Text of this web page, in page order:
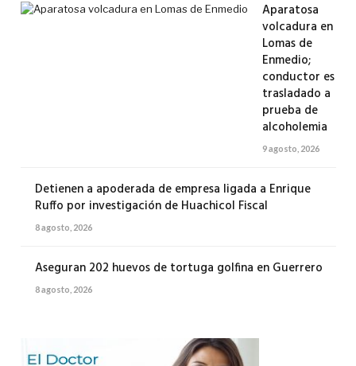
Aparatosa
volcadura en
Lomas de
Enmedio;
conductor es
trasladado a
prueba de
alcoholemia
9 agosto, 2026
Detienen a apoderada de empresa ligada a Enrique
Ruffo por investigación de Huachicol Fiscal
8 agosto, 2026
Aseguran 202 huevos de tortuga golfina en Guerrero
8 agosto, 2026